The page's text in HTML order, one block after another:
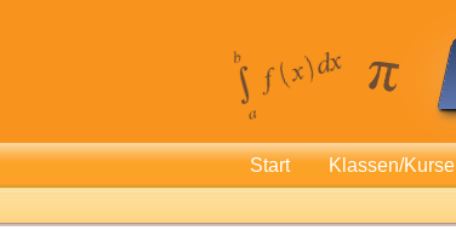
Start Klassen/Kurse